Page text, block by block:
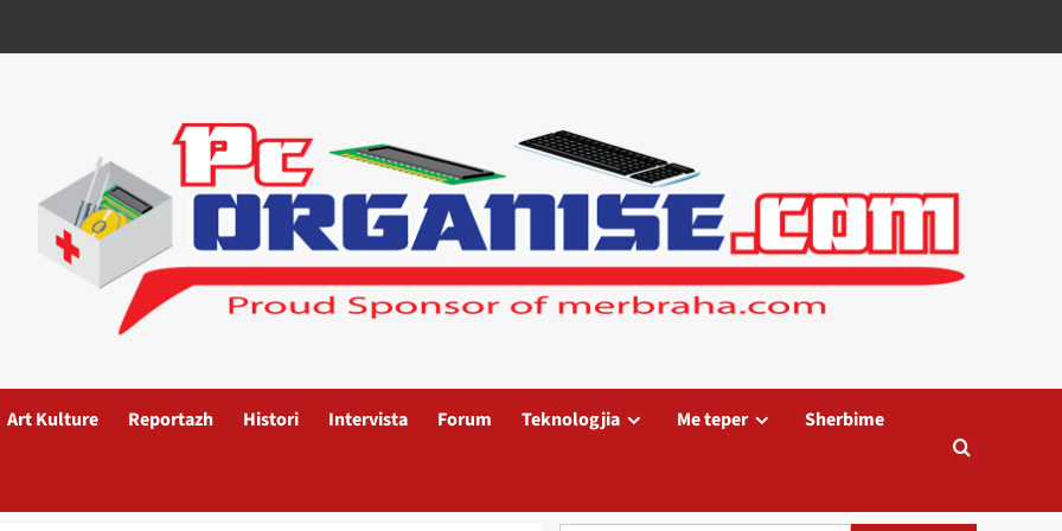
Art Kulture Reportazh Histori Intervista Forum Teknologjia Me teper Sherbime